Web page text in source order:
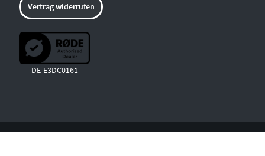
Vertrag widerrufen
DE-E3DC0161